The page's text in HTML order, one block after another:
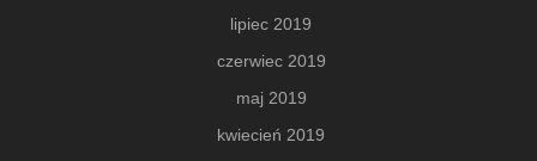
lipiec 2019
czerwiec 2019
maj 2019
kwiecień 2019